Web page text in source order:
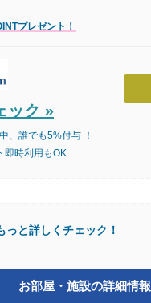
プレゼント！
ック »
、誰でも5%付与 ！
即時利用もOK
っと詳しくチェック！
お部屋・施設の詳細情報